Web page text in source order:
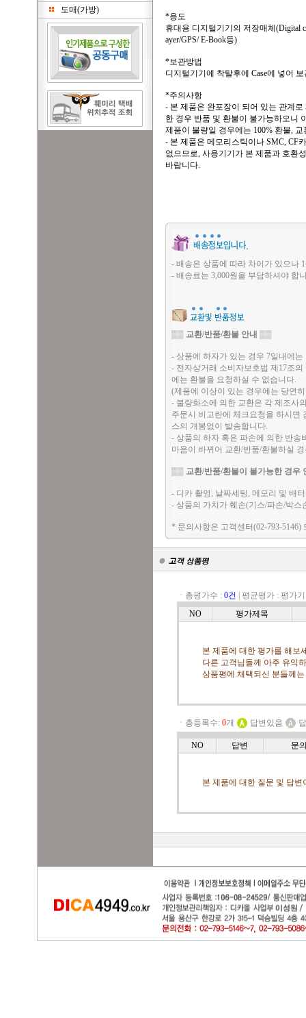
도매(가방)
*용도
휴대용 디지털기기의 저장매체(Digital
ayer/GPS/ E-Book등)
*보관방법
디지털기기에 착탈후에 Case에 넣어
*주의사항
- 본 제품은 완포장이 되어 있는 관계
한 경우 반품 및 환불이 불가능하오니
제품이 불량일 경우에는 100% 환불,
- 본 제품은 메모리스틱이나 SMC, CF
없으므로, 사용기기가 본 제품과 호환
바랍니다.
- 배송은 상품에 따라 차이가 있으나
- 배송료는 3,000원을 부담하셔야 합
▒▒ 교환/반품/환불 안내 ▒▒
- 상품에 하자가 있는 경우 7일내에
- 전자상거래 소비자보호법 제17조
에는 환불을 요청하실 수 없습니다.
(제품에 이상이 있는 경우에는 당연
- 불량화소에 의한 교환은 각 제조사
주문시 비고란에 체크요청을 하시면
스의 개봉없이 발송합니다.
- 상품의 하자 혹은 파손에 의한 반송
마음이 바뀌어 교환/반품/환불하실
▒▒ 교환/반품/환불이 불가능한 경우
- 디카 촬영, 날짜세팅, 메모리 및 배
- 상품의 가치가 훼손(기스/파손/박
* 문의사항은 고객센터(02-793-5146)
ㆍ총평가수 : 0건 평균평가 : 평가
NO
평가제목
본 제품에 대한 평가를 해보
다른 고객님들께 아주 유익
상품평에 채택되신 분들께
ㆍ총등록수: 0개 답변있음
NO 답변 문
본 제품에 대한 질문 및 답